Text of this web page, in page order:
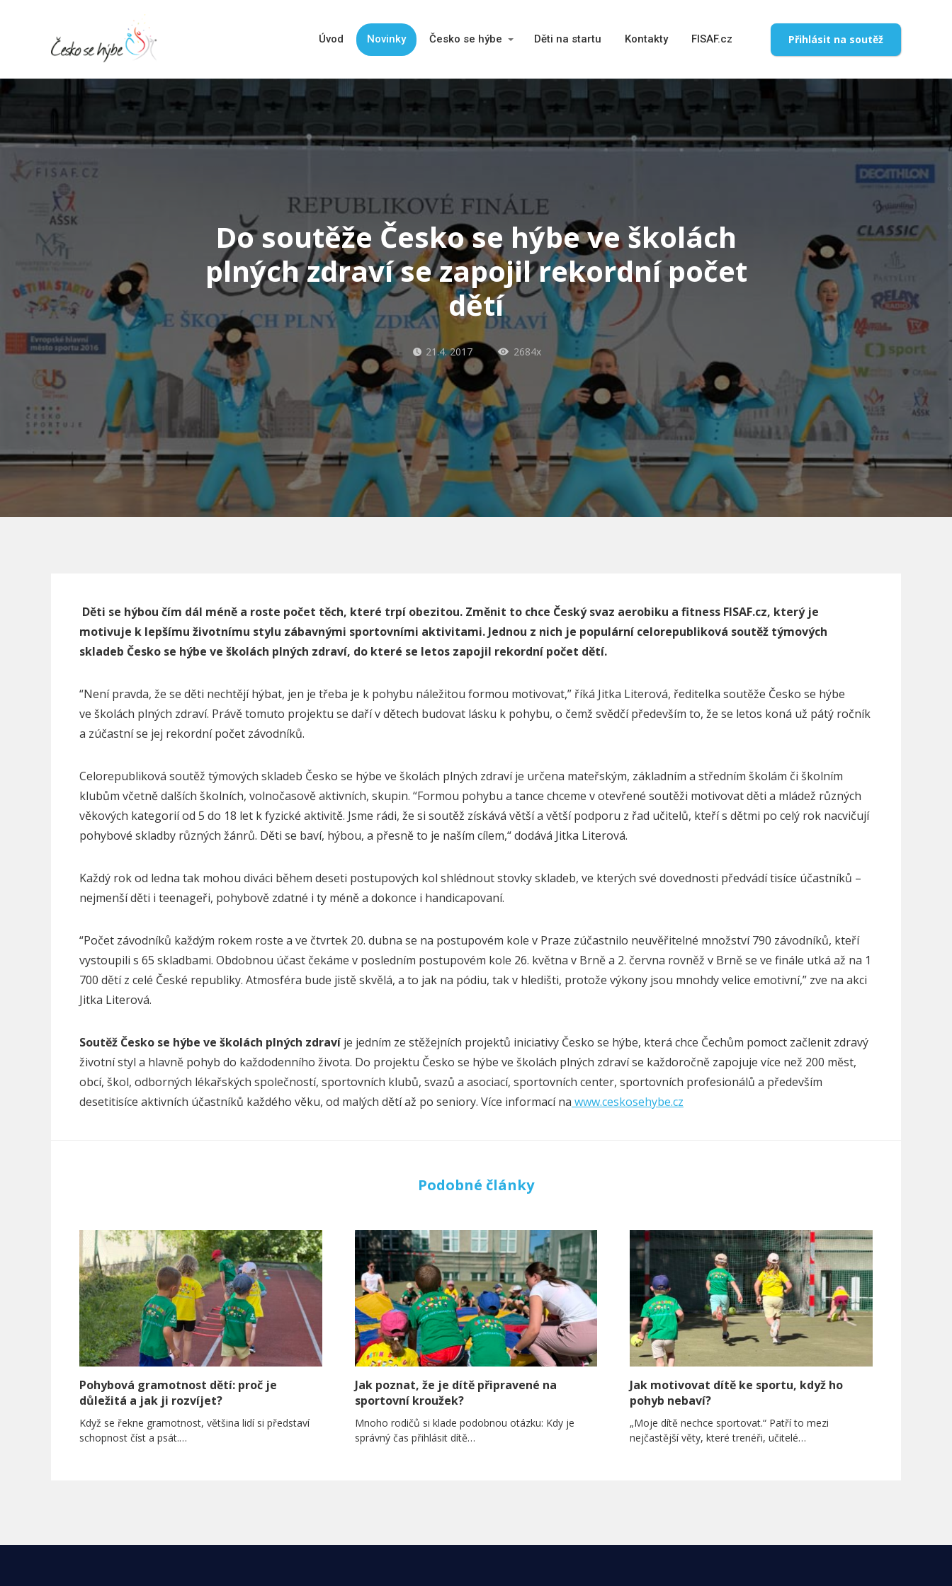
Úvod Novinky Česko se hýbe Děti na startu Kontakty FISAF.cz Přihlásit na soutěž
Do soutěže Česko se hýbe ve školách
plných zdraví se zapojil rekordní počet
dětí
21.4. 2017 2684x
Děti se hýbou čím dál méně a roste počet těch, které trpí obezitou. Změnit to chce Český svaz aerobiku a fitness FISAF.cz, který je
motivuje k lepšímu životnímu stylu zábavnými sportovními aktivitami. Jednou z nich je populární celorepubliková soutěž týmových
skladeb Česko se hýbe ve školách plných zdraví, do které se letos zapojil rekordní počet dětí.
“Není pravda, že se děti nechtějí hýbat, jen je třeba je k pohybu náležitou formou motivovat,” říká Jitka Literová, ředitelka soutěže Česko se hýbe
ve školách plných zdraví. Právě tomuto projektu se daří v dětech budovat lásku k pohybu, o čemž svědčí především to, že se letos koná už pátý ročník
a zúčastní se jej rekordní počet závodníků.
Celorepubliková soutěž týmových skladeb Česko se hýbe ve školách plných zdraví je určena mateřským, základním a středním školám či školním
klubům včetně dalších školních, volnočasově aktivních, skupin. “Formou pohybu a tance chceme v otevřené soutěži motivovat děti a mládež různých
věkových kategorií od 5 do 18 let k fyzické aktivitě. Jsme rádi, že si soutěž získává větší a větší podporu z řad učitelů, kteří s dětmi po celý rok nacvičují
pohybové skladby různých žánrů. Děti se baví, hýbou, a přesně to je naším cílem,“ dodává Jitka Literová.
Každý rok od ledna tak mohou diváci během deseti postupových kol shlédnout stovky skladeb, ve kterých své dovednosti předvádí tisíce účastníků –
nejmenší děti i teenageři, pohybově zdatné i ty méně a dokonce i handicapovaní.
“Počet závodníků každým rokem roste a ve čtvrtek 20. dubna se na postupovém kole v Praze zúčastnilo neuvěřitelné množství 790 závodníků, kteří
vystoupili s 65 skladbami. Obdobnou účast čekáme v posledním postupovém kole 26. května v Brně a 2. června rovněž v Brně se ve finále utká až na 1
700 dětí z celé České republiky. Atmosféra bude jistě skvělá, a to jak na pódiu, tak v hledišti, protože výkony jsou mnohdy velice emotivní,” zve na akci
Jitka Literová.
Soutěž Česko se hýbe ve školách plných zdraví je jedním ze stěžejních projektů iniciativy Česko se hýbe, která chce Čechům pomoct začlenit zdravý
životní styl a hlavně pohyb do každodenního života. Do projektu Česko se hýbe ve školách plných zdraví se každoročně zapojuje více než 200 měst,
obcí, škol, odborných lékařských společností, sportovních klubů, svazů a asociací, sportovních center, sportovních profesionálů a především
desetitisíce aktivních účastníků každého věku, od malých dětí až po seniory. Více informací na www.ceskosehybe.cz
Podobné články
Pohybová gramotnost dětí: proč je
důležitá a jak ji rozvíjet?
Když se řekne gramotnost, většina lidí si představí
schopnost číst a psát.…
Jak poznat, že je dítě připravené na
sportovní kroužek?
Mnoho rodičů si klade podobnou otázku: Kdy je
správný čas přihlásit dítě…
Jak motivovat dítě ke sportu, když ho
pohyb nebaví?
„Moje dítě nechce sportovat.“ Patří to mezi
nejčastější věty, které trenéři, učitelé…